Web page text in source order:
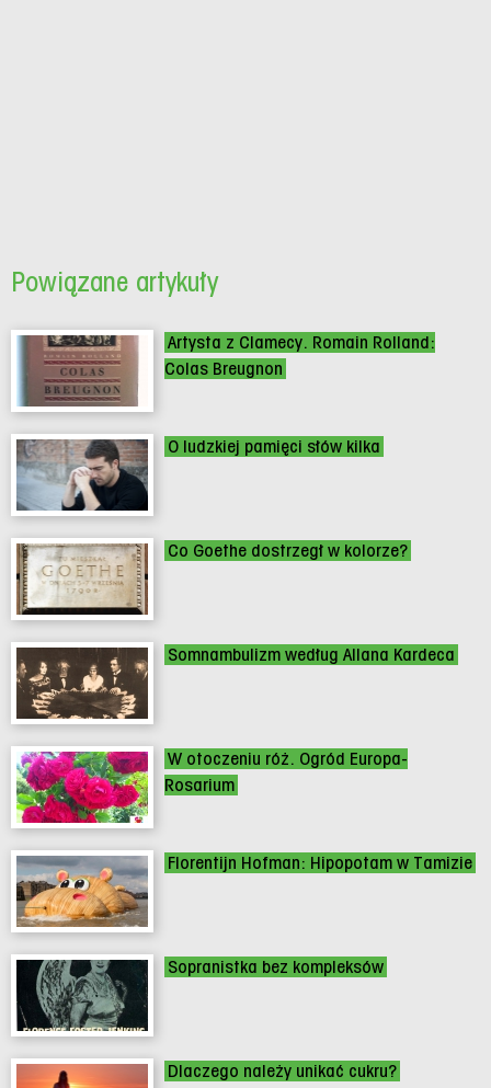
Powiązane artykuły
Artysta z Clamecy. Romain Rolland:
Colas Breugnon
O ludzkiej pamięci słów kilka
Co Goethe dostrzegł w kolorze?
Somnambulizm według Allana Kardeca
W otoczeniu róż. Ogród Europa-
Rosarium
Florentijn Hofman: Hipopotam w Tamizie
Sopranistka bez kompleksów
Dlaczego należy unikać cukru?